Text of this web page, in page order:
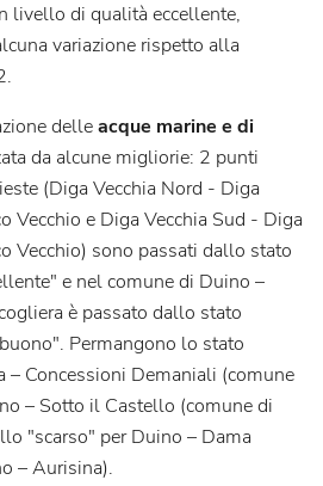
livello di qualità eccellente,
variazione rispetto alla
delleacque marine e di
da alcune migliorie: 2 punti
(Diga Vecchia Nord - Diga
Vecchio e Diga Vecchia Sud - Diga
Vecchio) sono passati dallo stato
e nel comune di Duino –
è passato dallo stato
Permangono lo stato
– Concessioni Demaniali (comune
– Sotto il Castello (comune di
"scarso" per Duino – Dama
– Aurisina).